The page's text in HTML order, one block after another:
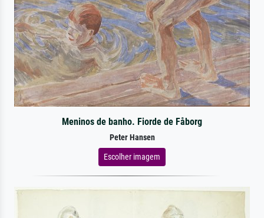
Meninos de banho. Fiorde de Fåborg
Peter Hansen
Escolher imagem